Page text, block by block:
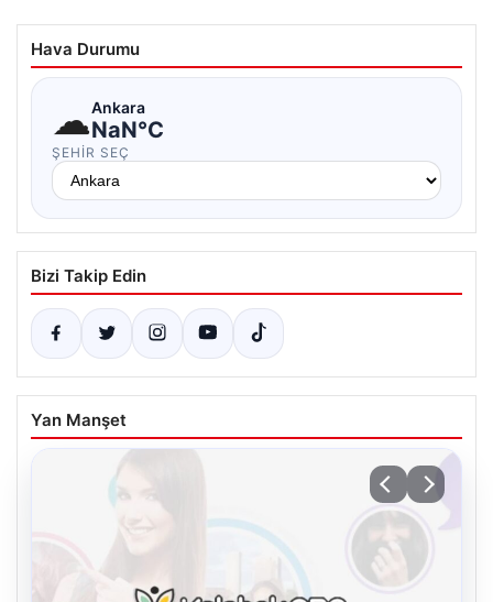
Hava Durumu
☁Ankara
NaN°C
ŞEHIR SEÇ
Bizi Takip Edin
Yan Manşet